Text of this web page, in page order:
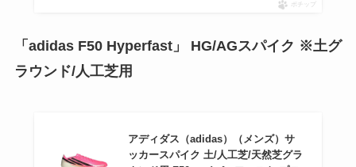
ポチップ
「 adidas F50Hyperfast」 HG/AGスパイク ※土グ
ラウンド/人工芝用
アディダス（adidas）（メンズ）サ
ッカースパイク 土/人工芝/天然芝グラ